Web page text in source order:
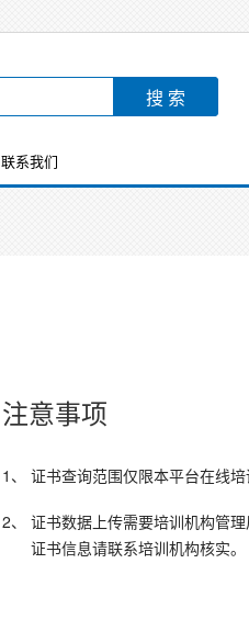
联系我们
注意事项
1、 证书查询范围仅限本平台在线培
2、
证书数据上传需要培训机构管
证书信息请联系培训机构核实。